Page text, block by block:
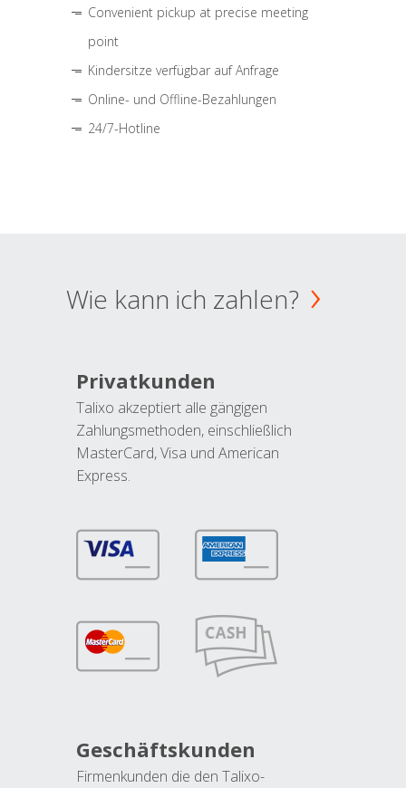
Convenient pickup at precise meeting
point
Kindersitze verfügbar auf Anfrage
Online- und Offline-Bezahlungen
24/7-Hotline
Wie kann ich zahlen?
Privatkunden
Talixo akzeptiert alle gängigen
Zahlungsmethoden, einschließlich
MasterCard, Visa und American
Express.
Geschäftskunden
Firmenkunden die den Talixo-